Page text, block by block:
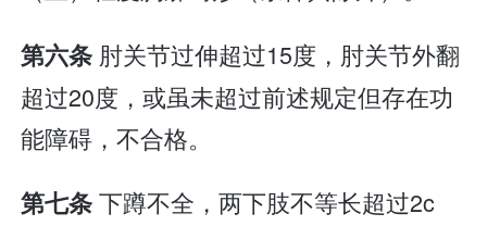
第六条 肘关节过伸超过15度，肘关节外翻
超过20度，或虽未超过前述规定但存在功
能障碍，不合格。
第七条下蹲不全，两下肢不等长超过2c